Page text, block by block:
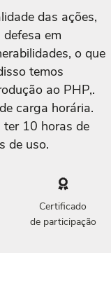
das ações,
em
o que
temos
ao PHP,.
carga horária.
ter 10 horas de
de uso.
Certificado
de participação